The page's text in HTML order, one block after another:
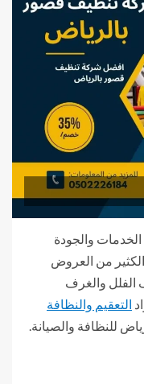
والجودة
الكثير من العروض
الفلل والغرف
التعقيم والنظافة
للنظافة والصيانة.